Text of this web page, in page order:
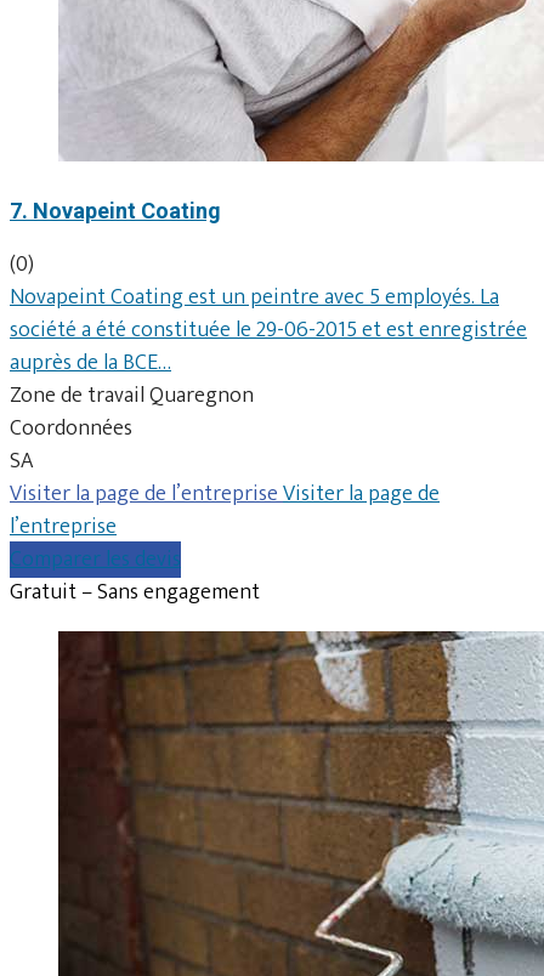
7. Novapeint Coating
(0)
Novapeint Coating est un peintre avec 5 employés. La
société a été constituée le 29-06-2015 et est enregistrée
auprès de la BCE…
Zone de travail Quaregnon
Coordonnées
SA
Visiter la page de l’entrepriseVisiter la page de
l’entreprise
Comparer les devis
Gratuit – Sans engagement